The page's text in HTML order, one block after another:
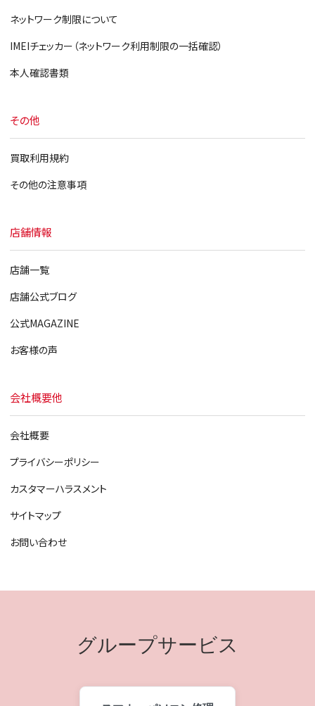
ネットワーク制限について
IMEIチェッカー（ネットワーク利用制限の一括確認）
本人確認書類
その他
買取利用規約
その他の注意事項
店舗情報
店舗一覧
店舗公式ブログ
公式MAGAZINE
お客様の声
会社概要他
会社概要
プライバシーポリシー
カスタマーハラスメント
サイトマップ
お問い合わせ
グループサービス